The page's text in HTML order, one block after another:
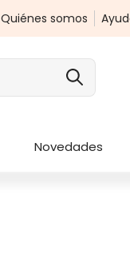
Quiénes somos
Novedades